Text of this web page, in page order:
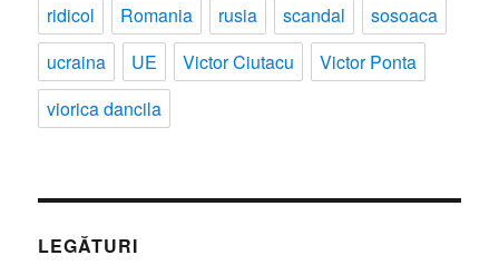
ridicol
Romania rusia scandal
sosoaca
ucraina
UE Victor Ciutacu
Victor Ponta
viorica dancila
LEGĂTURI